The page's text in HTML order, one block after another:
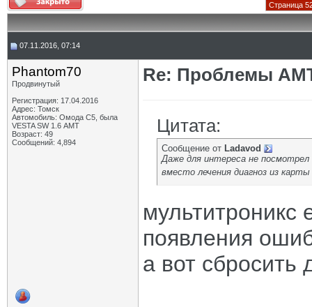
Страница
07.11.2016, 07:14
Phantom70
Продвинутый
Регистрация: 17.04.2016
Адрес: Томск
Автомобиль: Омода С5, была
VESTA SW 1.6 АМТ
Возраст: 49
Сообщений: 4,894
Re: Проблемы
Цитата:
Сообщение от Ladavod
Даже для интереса не
вместо лечения диагноз из
появления
а вот сбросить